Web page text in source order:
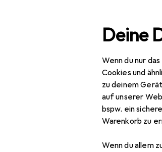
Deine
Wenn du nur
Cookies und
zu deinem
auf unserer
bspw. ein
Warenkorb zu
Wenn du allem
Navigation nach Kategorien
Gesamtsortiment